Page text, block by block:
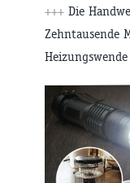
+++ Die
Zehntausende
Heizungswende